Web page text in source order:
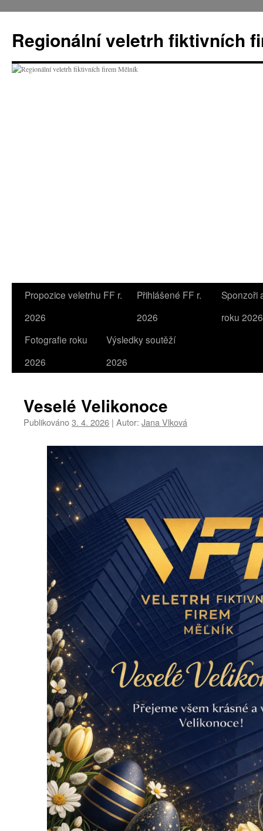
obsahu
webu
Regionální veletrh fiktivních
Propozice veletrhu FF r.
2026
Přihlášené FF r.
2026
Sponzoři
roku 2026
Fotografie roku
2026
Výsledky soutěží
2026
Veselé Velikonoce
Publikováno3. 4. 2026 | Autor: Jana Vlková